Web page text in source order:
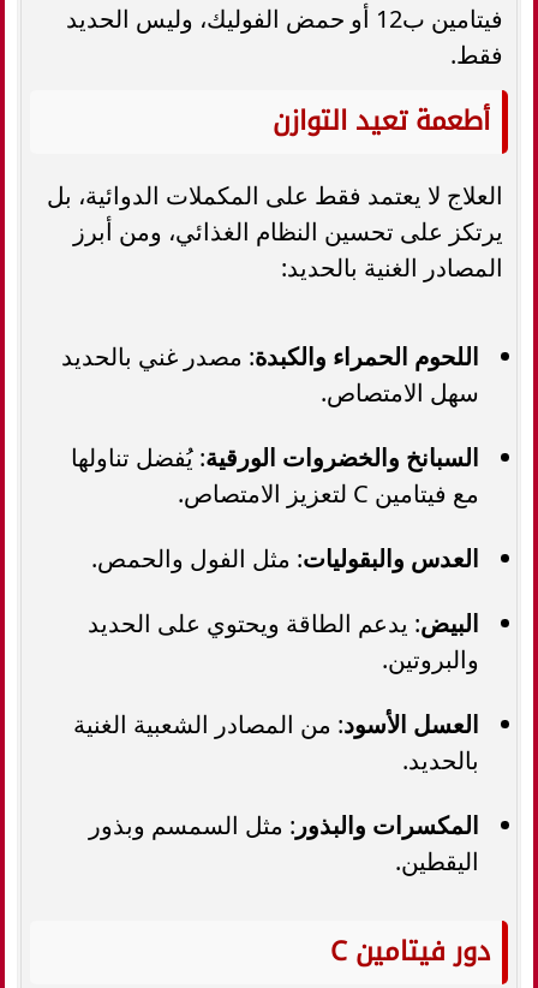
فيتامين ب12 أو حمض الفوليك، وليس الحديد
فقط.
أطعمة تعيد التوازن
العلاج لا يعتمد فقط على المكملات الدوائية، بل
يرتكز على تحسين النظام الغذائي، ومن أبرز
المصادر الغنية بالحديد:
اللحوم الحمراء والكبدة: مصدر غني بالحديد
سهل الامتصاص.
السبانخ والخضروات الورقية: يُفضل تناولها
مع فيتامين C لتعزيز الامتصاص.
العدس والبقوليات: مثل الفول والحمص.
البيض: يدعم الطاقة ويحتوي على الحديد
والبروتين.
العسل الأسود: من المصادر الشعبية الغنية
بالحديد.
المكسرات والبذور : مثل السمسم وبذور
اليقطين.
دور فيتامين C